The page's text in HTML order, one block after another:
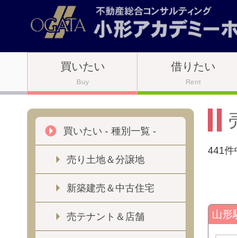
買いたい
Buy
借りたい
Rent
買いたい - 種別一覧 -
売り土地＆分譲地
新築建売＆中古住宅
売テナント＆店舗
441件
山形